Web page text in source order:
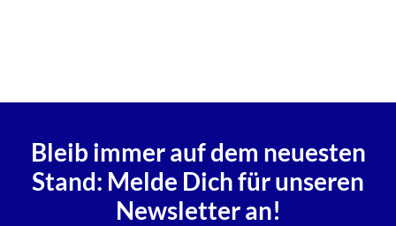
Bleib immer auf dem neuesten
Stand: Melde Dich für unseren
Newsletter an!